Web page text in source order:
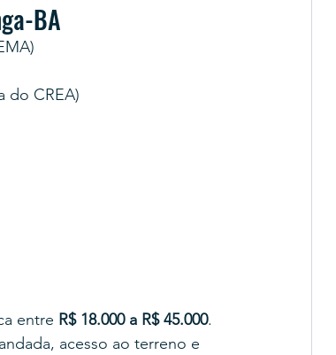
BA
do CREA)
entre R$ 18.000 a R$ 45.000.
acesso ao terreno e